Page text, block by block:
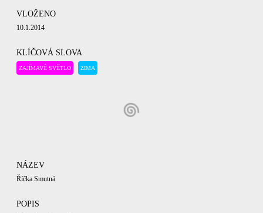
VLOŽENO
10.1.2014
KLÍČOVÁ SLOVA
ZAJÍMAVÉ SVĚTLO ZIMA
NÁZEV
Říčka Smutná
POPIS